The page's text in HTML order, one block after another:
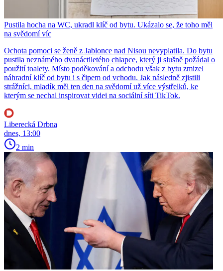
Pustila hocha na WC, ukradl klíč od bytu. Ukázalo se, že toho měl
na svědomí víc
Ochota pomoci se ženě z Jablonce nad Nisou nevyplatila. Do bytu
pustila neznámého dvanáctiletého chlapce, který ji slušně požádal o
použití toalety. Místo poděkování a odchodu však z bytu zmizel
náhradní klíč od bytu i s čipem od vchodu. Jak následně zjistili
strážníci, mladík měl ten den na svědomí už více výstřelků, ke
kterým se nechal inspirovat videi na sociální síti TikTok.
Liberecká Drbna
dnes, 13:00
2 min